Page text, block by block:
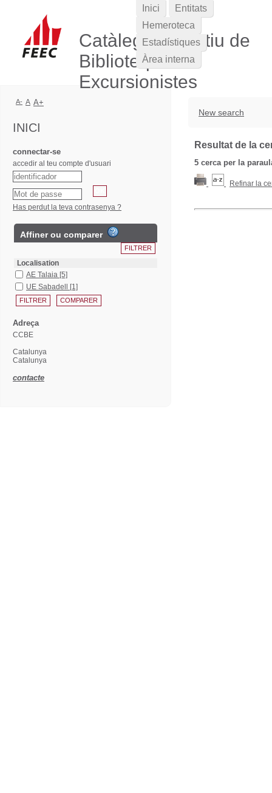
Catàleg Col·lectiu de
Biblioteques
Excursionistes
New search
Resultat de la
5 cerca per la
Refinar la
Inici
Entitats
Hemeroteca
Estadístiques
Àrea interna
A- A A+
INICI
connectar-se
accedir al teu compte d'usuari
Has perdut la teva contrasenya ?
Affiner ou comparer
Localisation
AE Talaia [5]
UE Sabadell
[1]
Adreça
CCBE
Catalunya
Catalunya
contacte